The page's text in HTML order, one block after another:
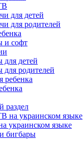
для детей
для родителей
и софт
детей
родителей
ребенка
раздел
на украинском языке
украинском языке
бигбары